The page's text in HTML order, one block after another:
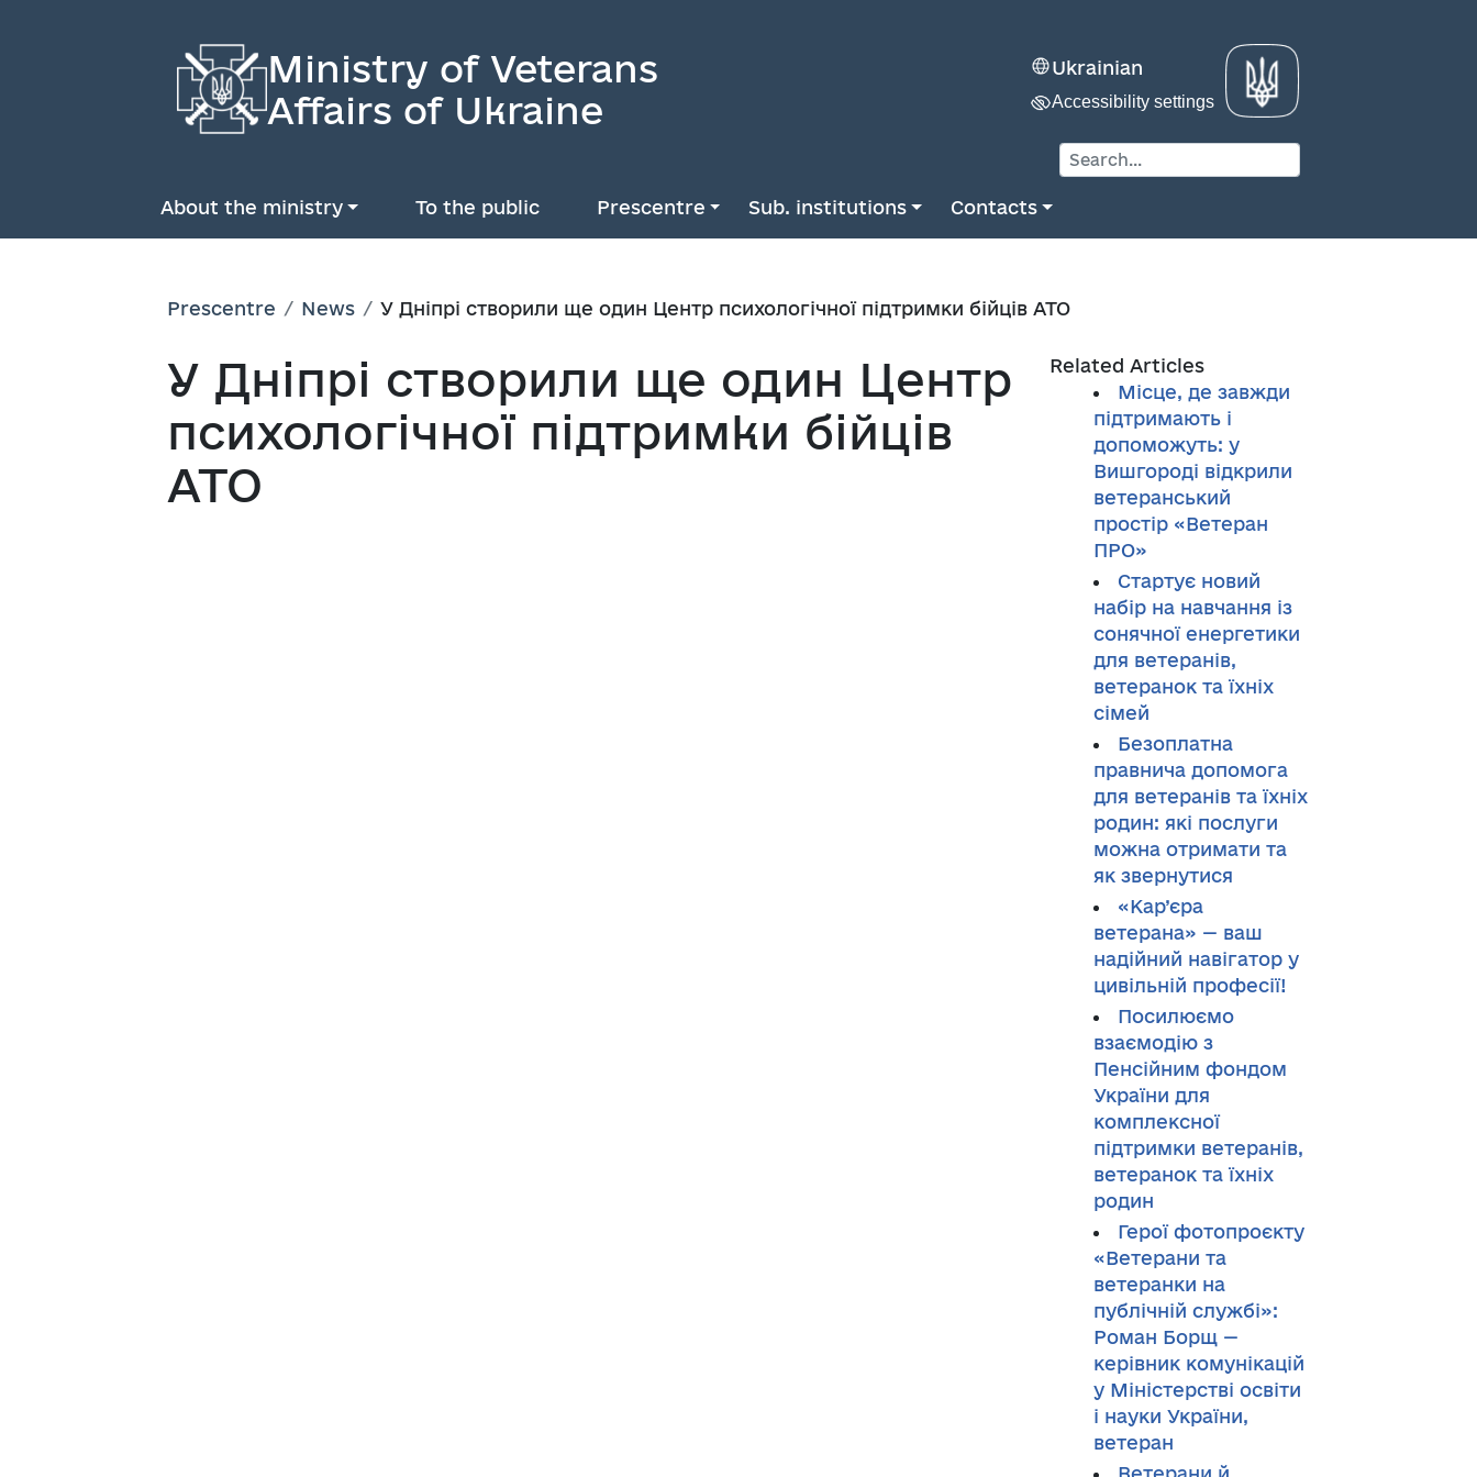
Ministry of Veterans
Affairs of Ukraine
Ukrainian
Accessibility settings
About the ministry To the public Prescentre Sub. institutions Contacts
Prescentre News У Дніпрі створили ще один Центр психологічної підтримки бійців АТО
У Дніпрі створили ще один Центр
психологічної підтримки бійців
АТО
Related Articles
Місце, де завжди
підтримають і
допоможуть: у
Вишгороді відкрили
ветеранський
простір «Ветеран
ПРО»
Стартує новий
набір на навчання із
сонячної енергетики
для ветеранів,
ветеранок та їхніх
сімей
Безоплатна
правнича допомога
для ветеранів та їхніх
родин: які послуги
можна отримати та
як звернутися
«Кар’єра
ветерана» — ваш
надійний навігатор у
цивільній професії!
Посилюємо
взаємодію з
Пенсійним фондом
України для
комплексної
підтримки ветеранів,
ветеранок та їхніх
родин
Герої фотопроєкту
«Ветерани та
ветеранки на
публічній службі»:
Роман Борщ —
керівник комунікацій
у Міністерстві освіти
і науки України,
ветеран